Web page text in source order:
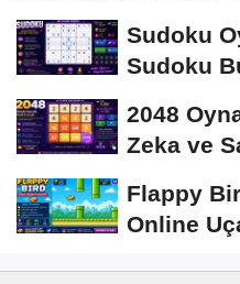
Sudoku
Sudoku
2048
Zeka ve
Flappy
Online